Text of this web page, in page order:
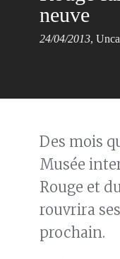
neuve
24/04/2013,
Des mois
Musée
Rouge et
rouvrira
prochain.